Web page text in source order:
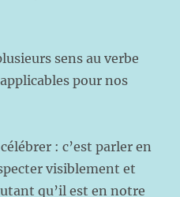
sens au verbe
pour nos
: c’est parler en
visiblement et
qu’il est en notre